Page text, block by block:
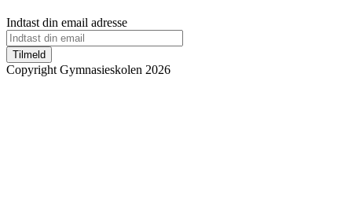
Indtast din email adresse
Tilmeld
Copyright Gymnasieskolen 2026